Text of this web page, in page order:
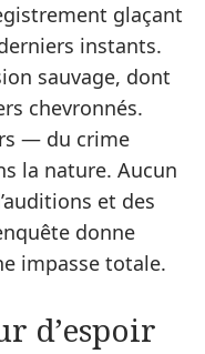
glaçant
instants.
sauvage, dont
chevronnés.
— du crime
la nature. Aucun
et des
donne
impasse totale.
d’espoir